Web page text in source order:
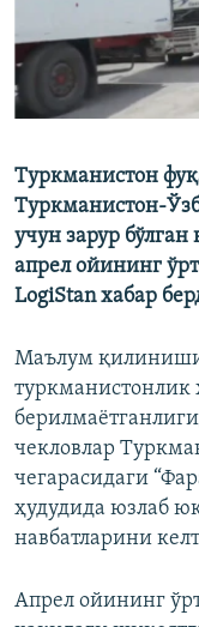
Туркманистон
Туркманистон-
учун зарур
апрел ойининг
LogiStan хабар
Маълум
туркманистонлик
чекловлар
чегарасидаги
ҳудудида юзлаб
навбатларини
Апрел ойининг